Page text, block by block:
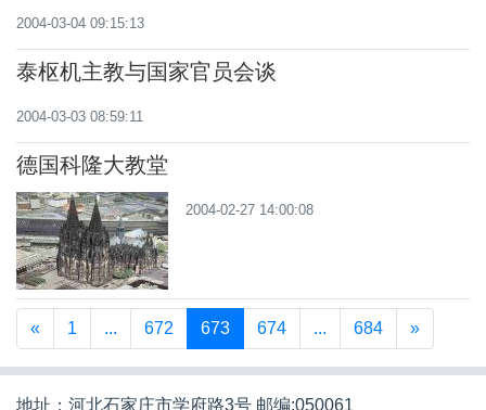
2004-03-04 09:15:13
泰枢机主教与国家官员会谈
2004-03-03 08:59:11
德国科隆大教堂
2004-02-27 14:00:08
« 1 ... 672 673 674 ... 684 »
地址：河北石家庄市学府路3号 邮编:050061